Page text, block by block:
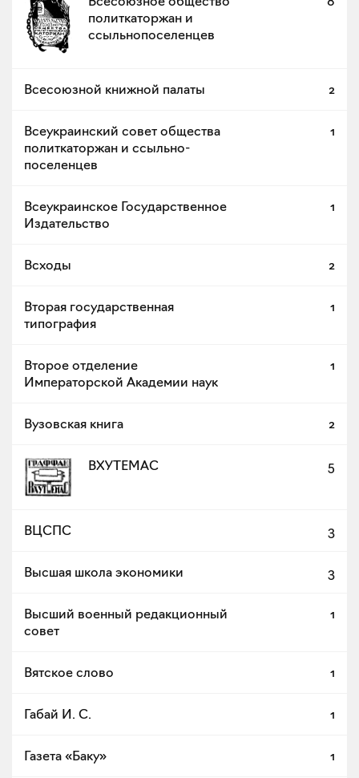
политкаторжан и
ссыльнопоселенцев
Всесоюзной книжной палаты 2
Всеукраинский совет общества
политкаторжан и ссыльно-
поселенцев
1
Всеукраинское Государственное
Издательство
1
Всходы 2
Вторая государственная
типография
1
Второе отделение
Императорской Академии наук
1
Вузовская книга 2
ВХУТЕМАС 5
ВЦСПС 3
Высшая школа экономики 3
Высший военный редакционный
совет
1
Вятское слово 1
Габай И. С. 1
Газета «Баку» 1